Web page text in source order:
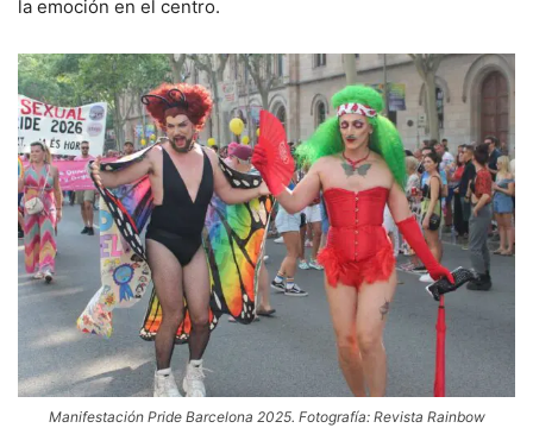
la emoción en el centro.
Manifestación Pride Barcelona 2025. Fotografía: Revista Rainbow